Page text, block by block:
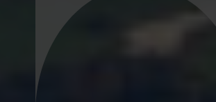
om mee te draaien in projecten die
Er is veel aandacht voor coaching en leren
een gerenommeerd familiebedrijf dat zich